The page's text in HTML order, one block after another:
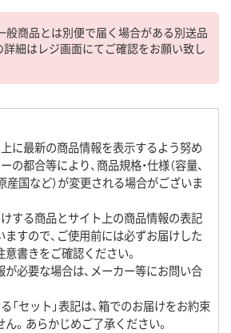
般商品とは別便で届く場合がある別送品
詳細はレジ画面にてご確認をお願い致し
に最新の商品情報を表示するよう努め
の都合等により、商品規格・仕様（容量、
産国など）が変更される場合がございま
する商品とサイト上の商品情報の表記
すので、ご使用前には必ずお届けした
書きをご確認ください。
必要な場合は、メーカー等にお問い合
「セット」表記は、箱でのお届けをお約束
。あらかじめご了承ください。